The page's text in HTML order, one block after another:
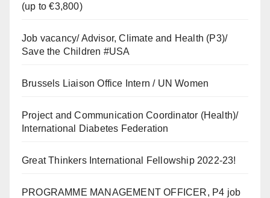
(up to €3,800)
Job vacancy/ Advisor, Climate and Health (P3)/
Save the Children #USA
Brussels Liaison Office Intern / UN Women
Project and Communication Coordinator (Health)/
International Diabetes Federation
Great Thinkers International Fellowship 2022-23!
PROGRAMME MANAGEMENT OFFICER, P4 job